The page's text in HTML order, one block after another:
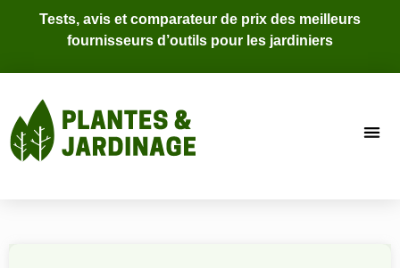
Tests, avis et comparateur de prix des meilleurs
fournisseurs d’outils pour les jardiniers